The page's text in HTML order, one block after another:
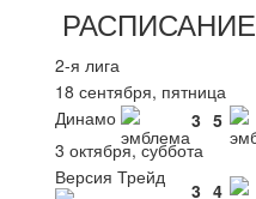
РАСПИСАНИЕ
2-я лига
18 сентября, пятница
Динамо
3 5
3 октября, суббота
Версия Трейд
3 4